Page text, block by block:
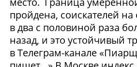
пройдена, соискателей
в два с половиной раза
назад, и это устойчивый
в Телеграм-канале